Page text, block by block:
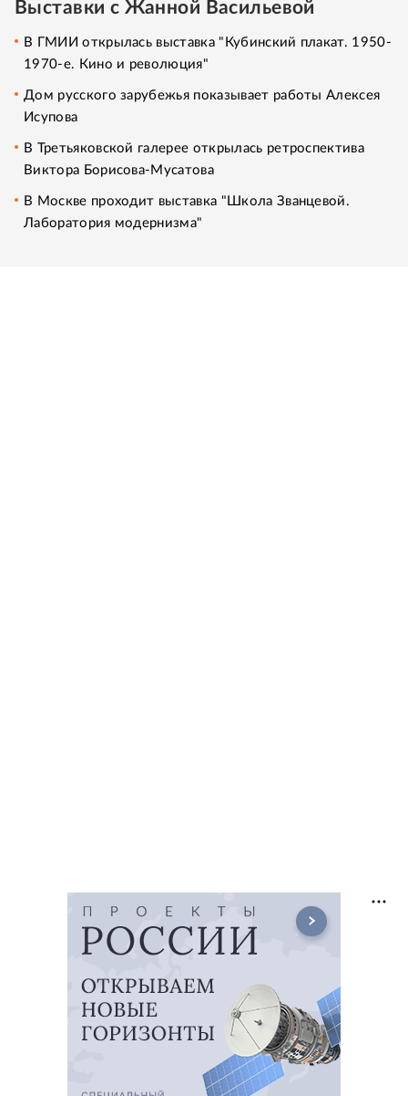
Выставки с Жанной Васильевой
В ГМИИ открылась выставка "Кубинский плакат. 1950-
1970-е. Кино и революция"
Дом русского зарубежья показывает работы Алексея
Исупова
В Третьяковской галерее открылась ретроспектива
Виктора Борисова-Мусатова
В Москве проходит выставка "Школа Званцевой.
Лаборатория модернизма"